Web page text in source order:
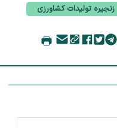
زنجیره تولیدات کشاورزی